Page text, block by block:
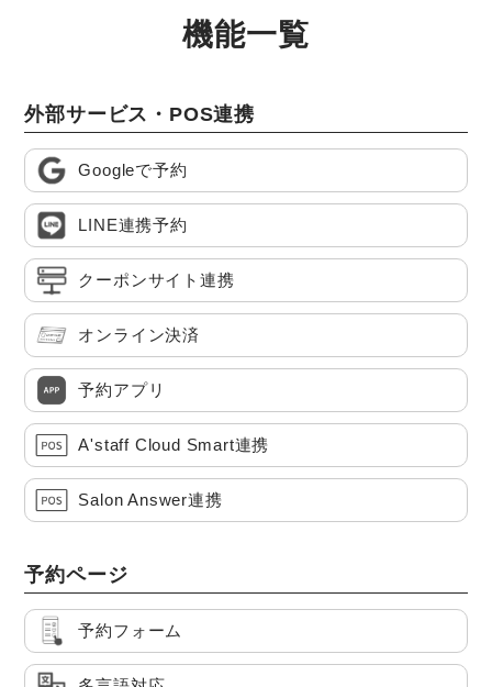
機能一覧
外部サービス・POS連携
Googleで予約
LINE連携予約
クーポンサイト連携
オンライン決済
予約アプリ
A'staff Cloud Smart連携
Salon Answer連携
予約ページ
予約フォーム